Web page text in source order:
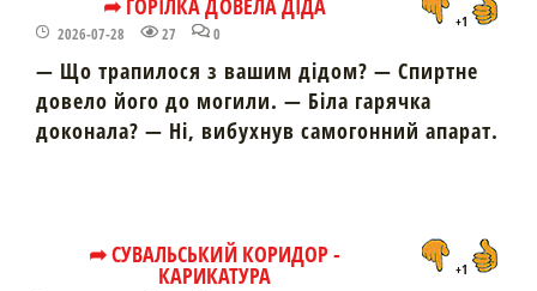
2026-07-28 27 0
+1
— Що трапилося з вашим дідом? — Спиртне
довело його до могили. — Біла гарячка
доконала? — Ні, вибухнув самогонний апарат.
➦ СУВАЛЬСЬКИЙ КОРИДОР -
КАРИКАТУРА +1